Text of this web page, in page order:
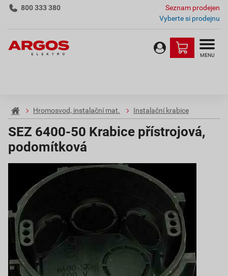
800 333 380
Seznam prodejen
Vyberte si prodejnu
MENU
Hromosvod, instalační mat. Instalační krabice
SEZ 6400-50 Krabice přístrojová,
podomítková